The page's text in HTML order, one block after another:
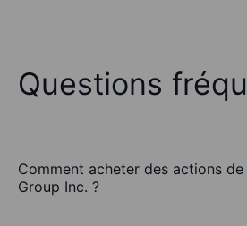
Questions
Comment acheter des actions
Group Inc. ?